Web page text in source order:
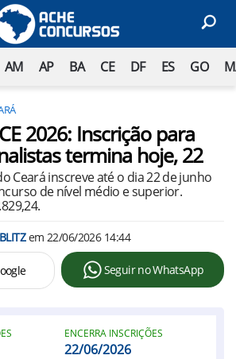
AM AP BA CE DF ES GO
2026: Inscrição para
termina hoje, 22
Ceará inscreve até o dia 22 de junho
de nível médio e superior.
em 22/06/2026 14:44
Seguir no WhatsApp
ENCERRA INSCRIÇÕES
22/06/2026